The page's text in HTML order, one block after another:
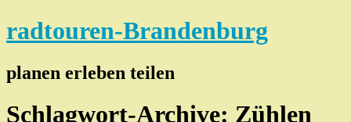
radtouren-Brandenburg
planen erleben teilen
Schlagwort-Archive: Zühlen